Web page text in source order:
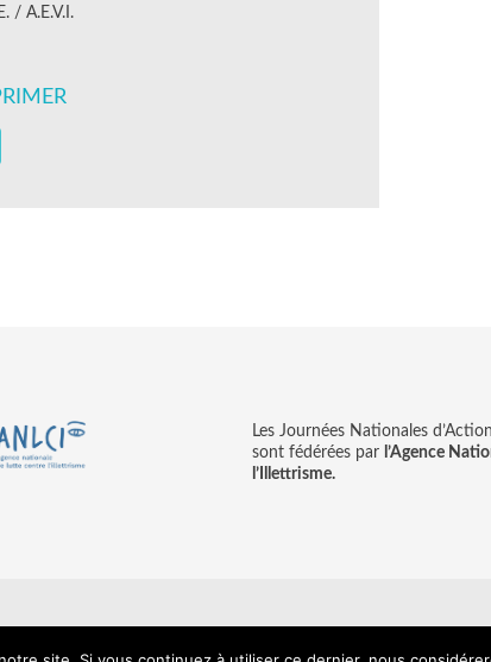
/ A.E.V.I.
Les Journées Nationales
sont fédérées par l’Agence
l’Illettrisme.